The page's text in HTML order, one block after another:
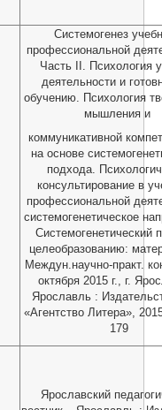
Системогенез
профессиональной
Часть II. Психология
деятельности и
обучению. Психология
мышления и
коммуникативной
на основе
подхода.
консультирование в
профессиональной
системогенетическое
Системогенетический
целеобразованию:
Междун.научно-практ.
октября 2015 г., г.
Ярославль :
«Агентство Литера»,
179
Ярославский